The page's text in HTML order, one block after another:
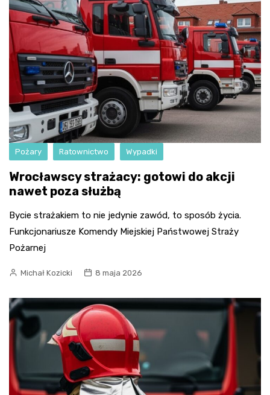
Pożary Ratownictwo Wypadki
Wrocławscy strażacy: gotowi do akcji
nawet poza służbą
Bycie strażakiem to nie jedynie zawód, to sposób życia.
Funkcjonariusze Komendy Miejskiej Państwowej Straży
Pożarnej
Michał Kozicki 8 maja 2026